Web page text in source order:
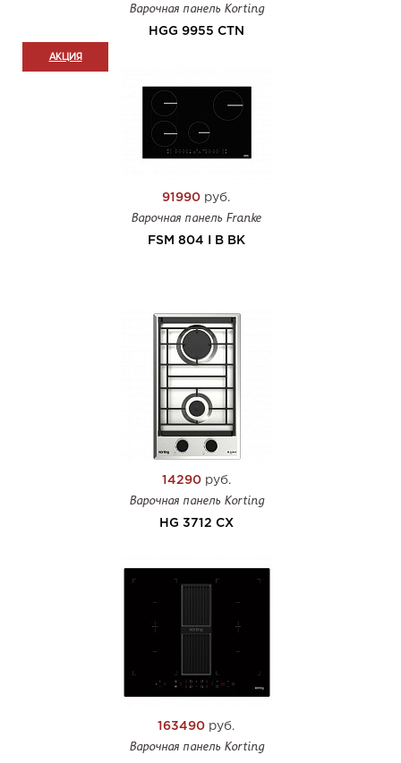
Варочная панель Korting
HGG 9955 CTN
91990 руб.
Варочная панель Franke
FSM 804 I B BK
АКЦИЯ
14290руб.
Варочная панель Korting
HG 3712 CX
163490 руб.
Варочная панель Korting